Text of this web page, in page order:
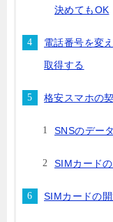
決めてもOK
電話番号を変
取得する
格安スマホの
SNSのデー
SIMカード
SIMカードの